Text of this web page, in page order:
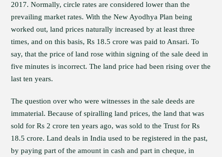
2017. Normally, circle rates are considered lower than the
prevailing market rates. With the New Ayodhya Plan being
worked out, land prices naturally increased by at least three
times, and on this basis, Rs 18.5 crore was paid to Ansari. To
say, that the price of land rose within signing of the sale deed in
five minutes is incorrect. The land price had been rising over the
last ten years.
The question over who were witnesses in the sale deeds are
immaterial. Because of spiralling land prices, the land that was
sold for Rs 2 crore ten years ago, was sold to the Trust for Rs
18.5 crore. Land deals in India used to be registered in the past,
by paying part of the amount in cash and part in cheque, in